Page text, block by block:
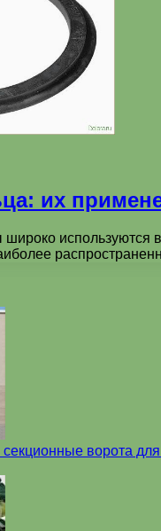
их
используются
ворота